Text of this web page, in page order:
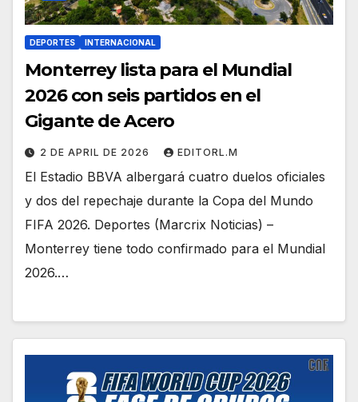
DEPORTES INTERNACIONAL
Monterrey lista para el Mundial
2026 con seis partidos en el
Gigante de Acero
2 DE APRIL DE 2026 EDITORL.M
El Estadio BBVA albergará cuatro duelos oficiales
y dos del repechaje durante la Copa del Mundo
FIFA 2026. Deportes (Marcrix Noticias) –
Monterrey tiene todo confirmado para el Mundial
2026.…